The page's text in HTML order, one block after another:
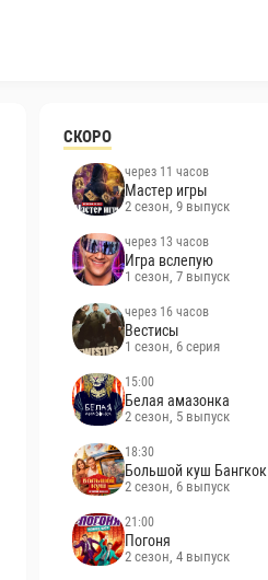
СКОРО
через 11 часов
Мастер игры
2 сезон, 9 выпуск
через 13 часов
Игра вслепую
1 сезон, 7 выпуск
через 16 часов
Вестисы
1 сезон, 6 серия
15:00
Белая амазонка
2 сезон, 5 выпуск
18:30
Большой куш Бангкок
2 сезон, 6 выпуск
21:00
Погоня
2 сезон, 4 выпуск